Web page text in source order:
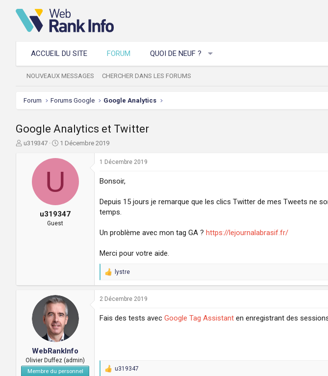
ACCUEIL DU SITE FORUM QUOI DE NEUF ?
NOUVEAUX MESSAGES CHERCHER DANS LES FORUMS
Forum Forums Google Google Analytics
Google Analytics et Twitter
A
s
u319347
D
t
e
é
b
u
1 Décembre 2019
U
u319347
Guest
1 Décembre 2019
Bonsoir,
Depuis 15 jours je remarque que les clics Twitter de mes Tweets ne
temps.
Un problème avec mon tag GA ? https://lejournalabrasif.fr/
Merci pour votre aide.
R
c
o
lystre
WebRankInfo
Olivier Duffez (admin)
Membre du personnel
2 Décembre 2019
Fais des tests avec Google Tag Assistant en enregistrant des
R
u319347